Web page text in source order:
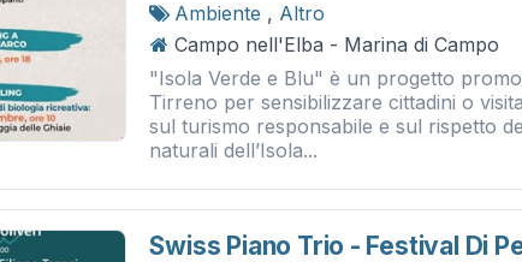
Ambiente , Altro
Campo nell'Elba - Marina di Campo
"Isola Verde e Blu" è un progetto
Tirreno per sensibilizzare cittadini o
sul turismo responsabile e sul rispetto
naturali dell’Isola...
Swiss Piano Trio - Festival Di